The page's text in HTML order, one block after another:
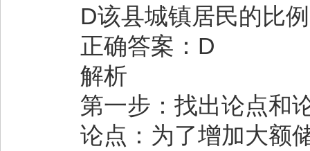
D该县城镇居民的比例
正确答案：D
解析
第一步：找出论点和
论点：为了增加大额储